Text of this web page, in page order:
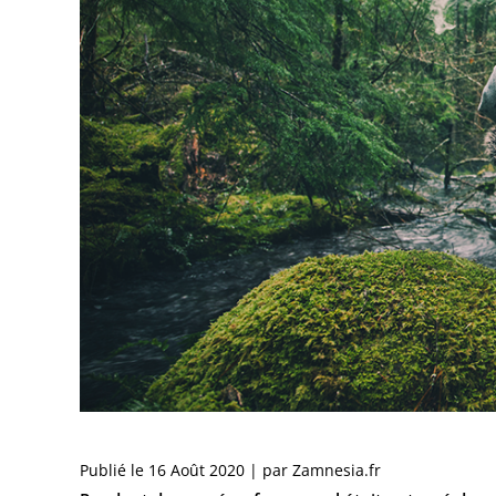
Publié le 16 Août 2020 | par Zamnesia.fr